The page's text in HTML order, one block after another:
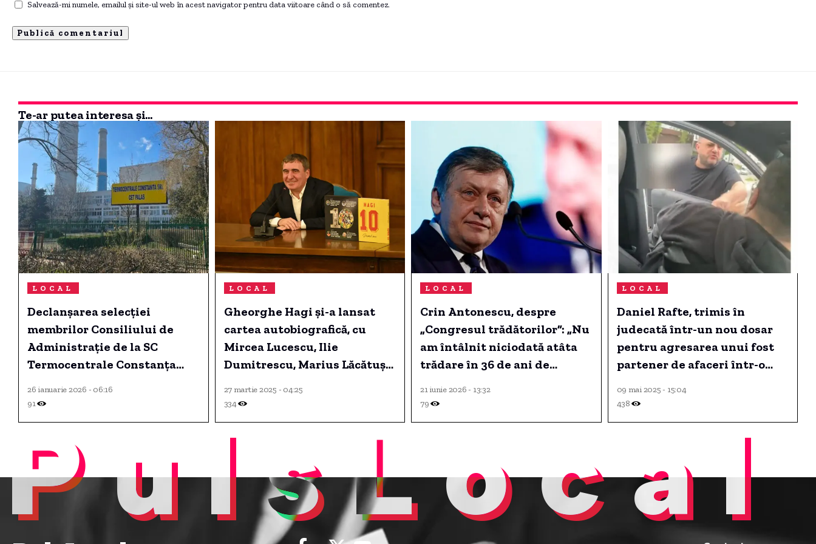
Salvează-mi numele, emailul și site-ul web în acest navigator pentru data viitoare când o să comentez.
Te-ar putea interesa și...
LOCAL
Declanșarea selecției
membrilor Consiliului de
Administrație de la SC
Termocentrale Constanța
Consiliului Local. Un nou
Termoficare Constanța SC.
26 ianuarie 2026 - 06:16
91
LOCAL
Gheorghe Hagi și-a lansat
cartea autobiografică, cu
Mircea Lucescu, Ilie
Dumitrescu, Marius Lăcătuș
invitați.
27 martie 2025 - 04:25
334
LOCAL
Crin Antonescu, despre
„Congresul trădătorilor”: „Nu
am întâlnit niciodată atâta
trădare în 36 de ani de
distorsionează istoria
curajul să te exprimi.
Înghiți!”
21 iunie 2026 - 13:32
79
LOCAL
Daniel Rafte, trimis în
judecată într-un nou dosar
pentru agresarea unui fost
partener de afaceri într-o
blocului
09 mai 2025 - 15:04
438
PulsLocal